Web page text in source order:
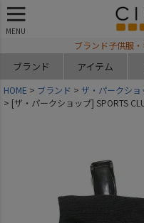
MENU
ブランド子供服
ブランド アイテム
HOME ブランド
ザ・パークショ
[ザ・パークショップ] SPORTS